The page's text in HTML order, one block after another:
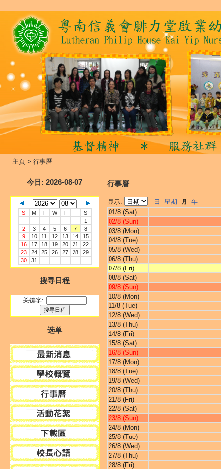
主頁 > 行事曆
今日 : 2026-08-07
S M T W T F
S
1
2
3 4 5 6 7
8
9
10 11 12 13 14
15
16
17 18 19 20 21
22
23
24 25 26 27 28
29
30
31
搜寻日程
关键字:
选单
行事曆
显示: 日 星期 月
年
01/8 (Sat)
02/8 (Sun)
03/8 (Mon)
04/8 (Tue)
05/8 (Wed)
06/8 (Thu)
07/8 (Fri)
08/8 (Sat)
09/8 (Sun)
10/8 (Mon)
11/8 (Tue)
12/8 (Wed)
13/8 (Thu)
14/8 (Fri)
15/8 (Sat)
16/8 (Sun)
17/8 (Mon)
18/8 (Tue)
19/8 (Wed)
20/8 (Thu)
21/8 (Fri)
22/8 (Sat)
23/8 (Sun)
24/8 (Mon)
25/8 (Tue)
26/8 (Wed)
27/8 (Thu)
28/8 (Fri)